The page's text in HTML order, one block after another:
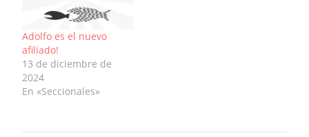
Adolfo es el nuevo
afiliado!
13 de diciembre de
2024
En «Seccionales»